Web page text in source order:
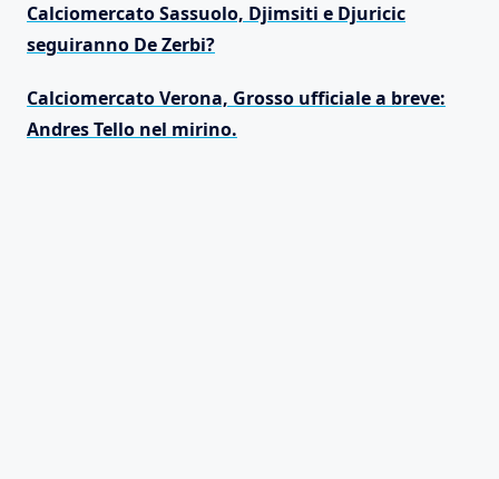
Calciomercato Sassuolo, Djimsiti e Djuricic
seguiranno De Zerbi?
Calciomercato Verona, Grosso ufficiale a breve:
Andres Tello nel mirino.